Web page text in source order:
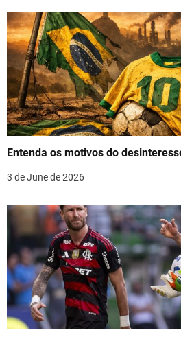
a
v
i
g
a
t
n
Entenda os motivos do
3 de June de 2026